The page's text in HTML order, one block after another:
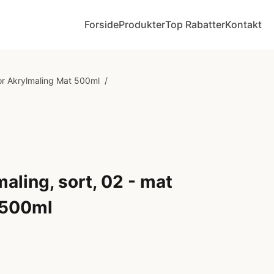
ForsideProdukterTop RabatterKontakt
Akrylmaling Mat 500ml /
sort, 02 - mat